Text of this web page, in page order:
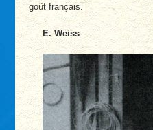
goût français.
E. Weiss